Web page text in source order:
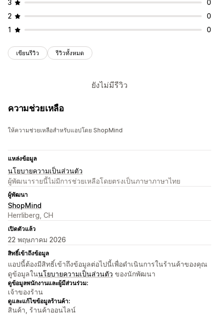
3
0
2
0
1
0
เขียนรีวิว รีวิวทั้งหมด
ยังไม่มีรีวิว
ความช่วยเหลือ
ให้ความช่วยเหลือสำหรับแอปโดย ShopMind
แหล่งข้อมูล
นโยบายความเป็นส่วนตัว
ผู้พัฒนารายนี้ไม่มีการช่วยเหลือโดยตรงเป็นภาษาภาษาไทย
ผู้พัฒนา
ShopMind
Herrliberg, CH
เปิดตัวแล้ว
22 พฤษภาคม 2026
สิทธิ์เข้าถึงข้อมูล
แอปนี้ต้องมีสิทธิ์เข้าถึงข้อมูลต่อไปนี้เพื่อดำเนินการในร้านค้าของคุณ
ดูข้อมูลในนโยบายความเป็นส่วนตัว ของนักพัฒนา
ดูข้อมูลพนักงานและผู้มีส่วนร่วม:
เจ้าของร้าน
ดูและแก้ไขข้อมูลร้านค้า:
สินค้า, ร้านค้าออนไลน์